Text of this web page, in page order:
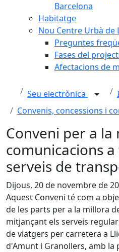
Barcelona
Habitatge
Nou Centre Urbà de
Preguntes
Fases del
Afectacions de
Seu electrònica
Convenis, concessions i
Conveni per a la
comunicacions
serveis de
Dijous, 20 de novembre de
Aquest Conveni té com a
de les parts per a la millora
mitjançant els serveis
de viatgers per carretera a
d'Amunt i Granollers, amb la